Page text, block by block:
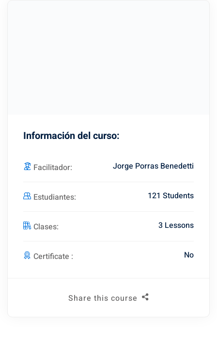
Información del curso:
Facilitador: Jorge Porras Benedetti
Estudiantes: 121 Students
Clases: 3 Lessons
Certificate : No
Share this course